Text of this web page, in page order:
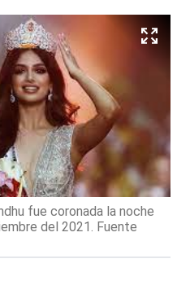
fue coronada la noche
del 2021. Fuente